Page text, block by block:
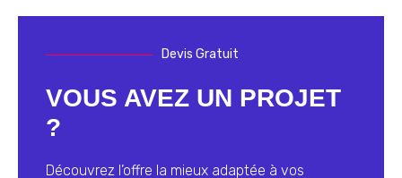
Devis Gratuit
VOUS AVEZ UN PROJET
?
Découvrez l’offre la mieux adaptée à vos